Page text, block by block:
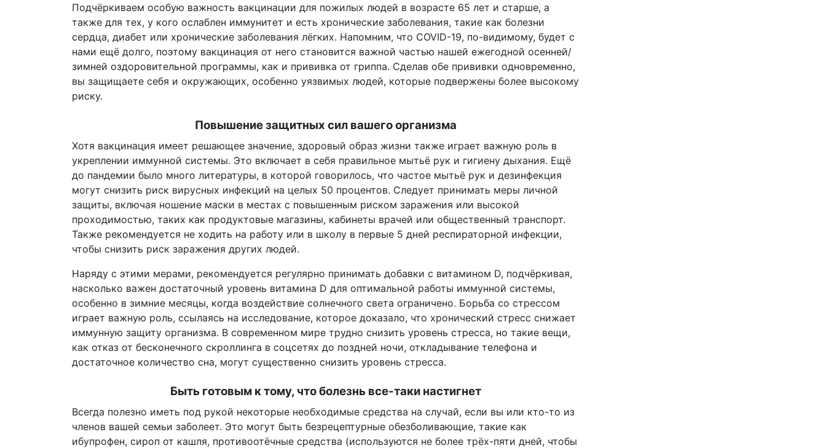
Подчёркиваем особую важность вакцинации для пожилых людей в возрасте 65 лет и старше, а
также для тех, у кого ослаблен иммунитет и есть хронические заболевания, такие как болезни
сердца, диабет или хронические заболевания лёгких. Напомним, что COVID-19, по-видимому, будет с
нами ещё долго, поэтому вакцинация от него становится важной частью нашей ежегодной осенней/
зимней оздоровительной программы, как и прививка от гриппа. Сделав обе прививки одновременно,
вы защищаете себя и окружающих, особенно уязвимых людей, которые подвержены более высокому
риску.
Повышение защитных сил вашего организма
Хотя вакцинация имеет решающее значение, здоровый образ жизни также играет важную роль в
укреплении иммунной системы. Это включает в себя правильное мытьё рук и гигиену дыхания. Ещё
до пандемии было много литературы, в которой говорилось, что частое мытьё рук и дезинфекция
могут снизить риск вирусных инфекций на целых 50 процентов. Следует принимать меры личной
защиты, включая ношение маски в местах с повышенным риском заражения или высокой
проходимостью, таких как продуктовые магазины, кабинеты врачей или общественный транспорт.
Также рекомендуется не ходить на работу или в школу в первые 5 дней респираторной инфекции,
чтобы снизить риск заражения других людей.
Наряду с этими мерами, рекомендуется регулярно принимать добавки с витамином D, подчёркивая,
насколько важен достаточный уровень витамина D для оптимальной работы иммунной системы,
особенно в зимние месяцы, когда воздействие солнечного света ограничено. Борьба со стрессом
играет важную роль, ссылаясь на исследование, которое доказало, что хронический стресс снижает
иммунную защиту организма. В современном мире трудно снизить уровень стресса, но такие вещи,
как отказ от бесконечного скроллинга в соцсетях до поздней ночи, откладывание телефона и
достаточное количество сна, могут существенно снизить уровень стресса.
Быть готовым к тому, что болезнь все-таки настигнет
Всегда полезно иметь под рукой некоторые необходимые средства на случай, если вы или кто-то из
членов вашей семьи заболеет. Это могут быть безрецептурные обезболивающие, такие как
ибупрофен, сироп от кашля, противоотёчные средства (используются не более трёх-пяти дней, чтобы